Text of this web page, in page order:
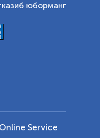
юборманг
Online Service